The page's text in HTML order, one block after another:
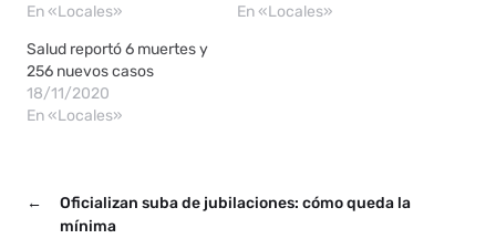
En «Locales»
En «Locales»
Salud reportó 6 muertes y
256 nuevos casos
18/11/2020
En «Locales»
←
Oficializan suba de jubilaciones: cómo queda la
mínima